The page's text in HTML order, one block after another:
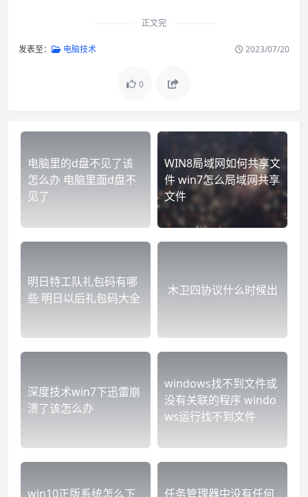
正文完
发表至： 电脑技术 2023/07/20
0
电脑里的d盘不见了该
怎么办 电脑里面d盘不
见了
WIN8局域网如何共享文
件 win7怎么局域网共享
文件
明日特工队礼包码有哪
些 明日以后礼包码大全
木卫四协议什么时候出
深度技术win7下迅雷崩
溃了该怎么办
windows找不到文件或
没有关联的程序 windo
ws运行找不到文件
win10正版系统怎么下 任务管理器中没有任何